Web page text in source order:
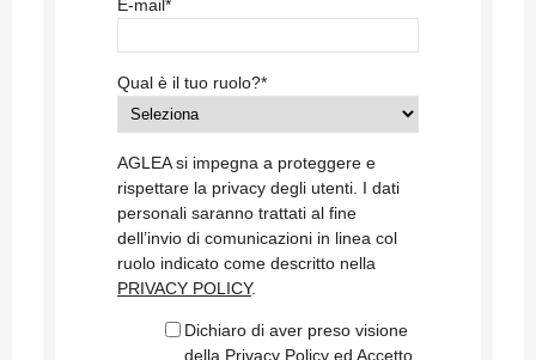
E-mail*
Qual è il tuo ruolo?*
AGLEA si impegna a proteggere e
rispettare la privacy degli utenti. I dati
personali saranno trattati al fine
dell’invio di comunicazioni in linea col
ruolo indicato come descritto nella
PRIVACY POLICY.
Dichiaro di aver preso visione
della Privacy Policy ed Accetto